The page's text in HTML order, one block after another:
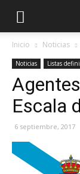
Inicio Noticias
Noticias Listas
Escala
6 septiembre, 2017